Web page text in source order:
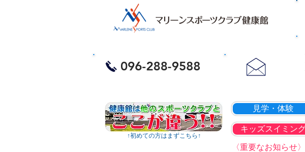
096-288-9588
↑​初めての方はまずこちら↑
見学・体験
キッズスイミン
〈重要なお知らせ〉